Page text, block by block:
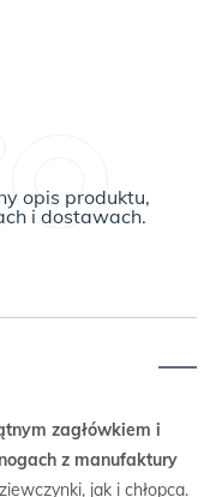
opis produktu,
i dostawach.
zagłówkiem i
z manufaktury
jak i chłopca.